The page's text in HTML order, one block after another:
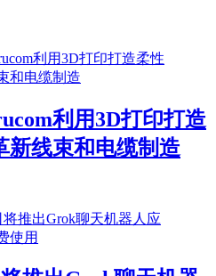
利用3D打印打造
新线束和电缆制造